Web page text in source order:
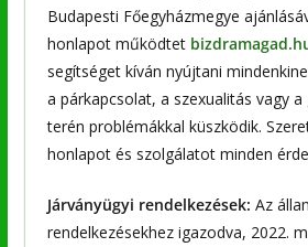
Budapesti Főegyházmegye
honlapot működtet
segítséget kíván nyújtani
a párkapcsolat, a szexualitás vagy a
terén problémákkal küszködik.
honlapot és szolgálatot minden
Járványügyi rendelkezések: Az
rendelkezésekhez igazodva, 2022.